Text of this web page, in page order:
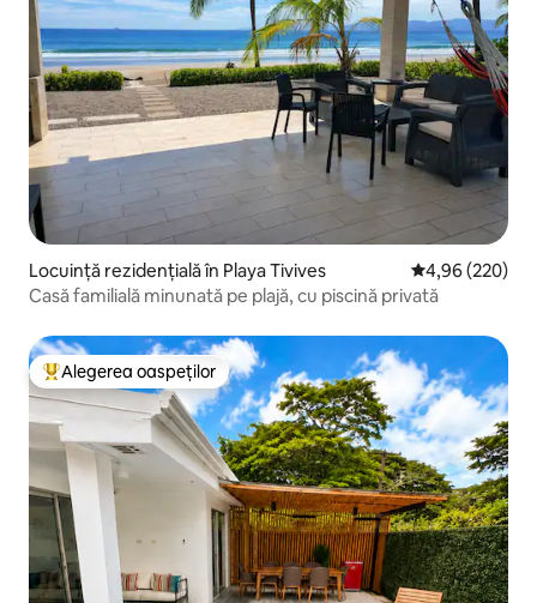
Locuință rezidențială în Playa Tivives Scor mediu de
4,96 (220)
Casă familială minunată pe plajă, cu piscină privată
Locuință din topul categoriei Alegerea oaspeților
Alegerea oaspeților